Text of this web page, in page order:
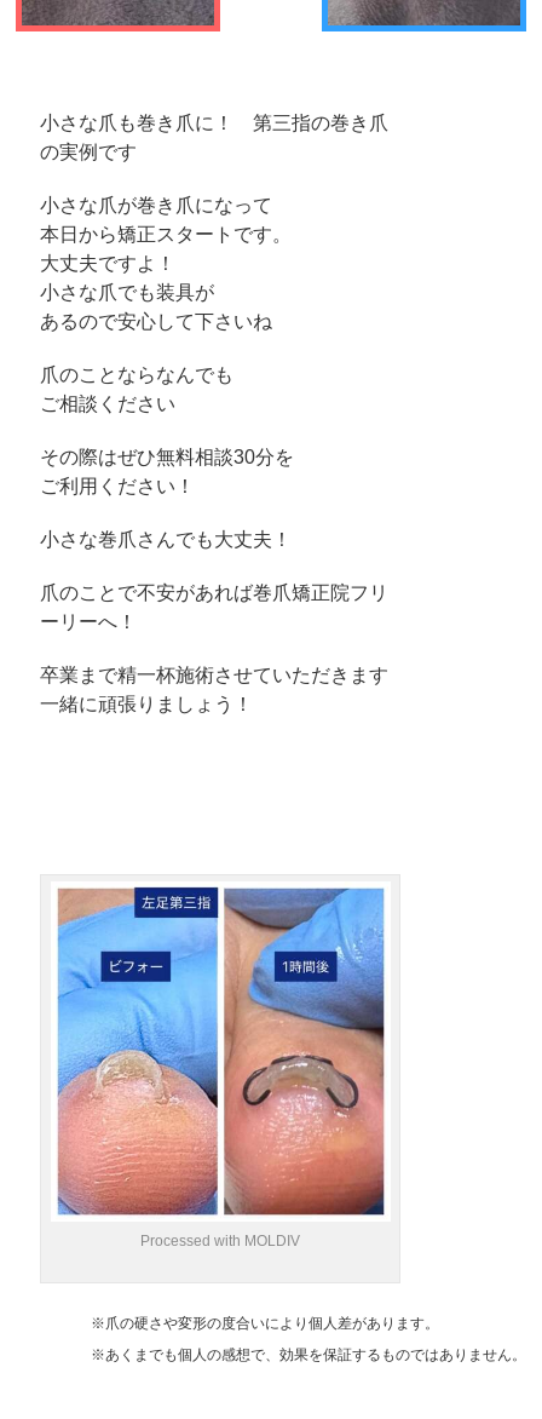
小さな爪も巻き爪に！ 第三指の巻き爪
の実例です
小さな爪が巻き爪になって
本日から矯正スタートです。
大丈夫ですよ！
小さな爪でも装具が
あるので安心して下さいね
爪のことならなんでも
ご相談ください
その際はぜひ無料相談30分を
ご利用ください！
小さな巻爪さんでも大丈夫！
爪のことで不安があれば巻爪矯正院フリ
ーリーへ！
卒業まで精一杯施術させていただきます
一緒に頑張りましょう！
Processed with MOLDIV
※爪の硬さや変形の度合いにより個人差があります。
※あくまでも個人の感想で、効果を保証するものではありません。